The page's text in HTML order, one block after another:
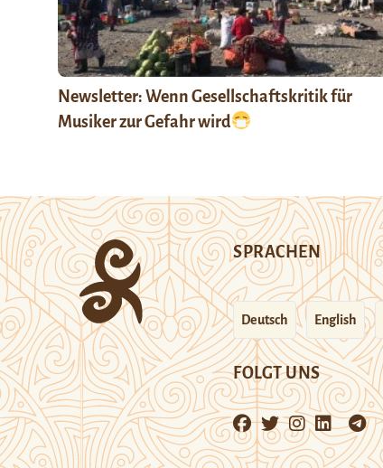
Newsletter: Wenn Gesellschaftskritik für
Musiker zur Gefahr wird
SPRACHEN
Deutsch English
FOLGT UNS